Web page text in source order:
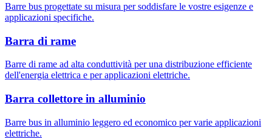
Barre bus progettate su misura per soddisfare le vostre esigenze e
applicazioni specifiche.
Barra di rame
Barre di rame ad alta conduttività per una distribuzione efficiente
dell'energia elettrica e per applicazioni elettriche.
Barra collettore in alluminio
Barre bus in alluminio leggero ed economico per varie applicazioni
elettriche.